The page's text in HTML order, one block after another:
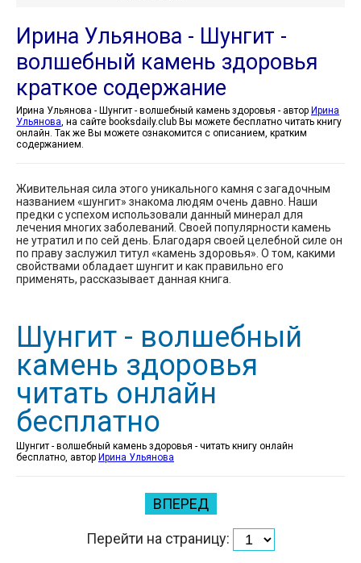
Ирина Ульянова - Шунгит -
волшебный камень здоровья
краткое содержание
Ирина Ульянова - Шунгит - волшебный камень здоровья - автор Ирина
Ульянова, на сайте booksdaily.club Вы можете бесплатно читать книгу
онлайн. Так же Вы можете ознакомится с описанием, кратким
содержанием.
Живительная сила этого уникального камня с загадочным
названием «шунгит» знакома людям очень давно. Наши
предки с успехом использовали данный минерал для
лечения многих заболеваний. Своей популярности камень
не утратил и по сей день. Благодаря своей целебной силе он
по праву заслужил титул «камень здоровья». О том, какими
свойствами обладает шунгит и как правильно его
применять, рассказывает данная книга.
Шунгит - волшебный
камень здоровья
читать онлайн
бесплатно
Шунгит - волшебный камень здоровья - читать книгу онлайн
бесплатно, автор Ирина Ульянова
ВПЕРЕД
Перейти на страницу: